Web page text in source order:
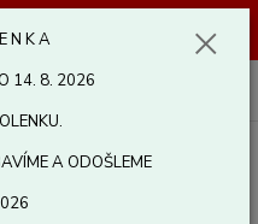
Ďakujeme.
N K A
14. 8. 2026
A ODOŠLEME